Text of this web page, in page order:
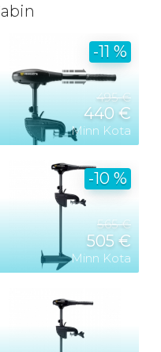
495 €
440 €
Minn Kota
-11 %
565 €
505 €
Minn Kota
-10 %